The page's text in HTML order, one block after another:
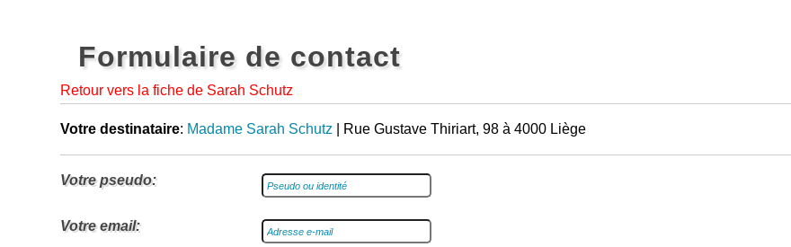
Formulaire de contact
Retour vers la fiche de Sarah Schutz
Votre destinataire: Madame Sarah Schutz | Rue Gustave Thiriart, 98 à 4000 Liège
Votre pseudo:
Votre email: